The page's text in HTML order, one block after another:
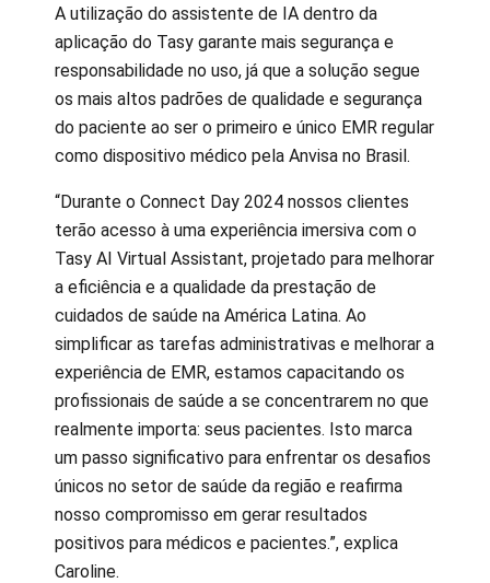
A utilização do assistente de IA dentro da
aplicação do Tasy garante mais segurança e
responsabilidade no uso, já que a solução segue
os mais altos padrões de qualidade e segurança
do paciente ao ser o primeiro e único EMR regular
como dispositivo médico pela Anvisa no Brasil.
“Durante o Connect Day 2024 nossos clientes
terão acesso à uma experiência imersiva com o
Tasy AI Virtual Assistant, projetado para melhorar
a eficiência e a qualidade da prestação de
cuidados de saúde na América Latina. Ao
simplificar as tarefas administrativas e melhorar a
experiência de EMR, estamos capacitando os
profissionais de saúde a se concentrarem no que
realmente importa: seus pacientes. Isto marca
um passo significativo para enfrentar os desafios
únicos no setor de saúde da região e reafirma
nosso compromisso em gerar resultados
positivos para médicos e pacientes.”, explica
Caroline.